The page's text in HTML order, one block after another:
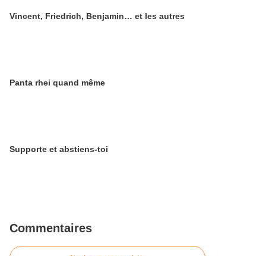
Vincent, Friedrich, Benjamin… et les autres
Panta rhei quand même
Supporte et abstiens-toi
Commentaires